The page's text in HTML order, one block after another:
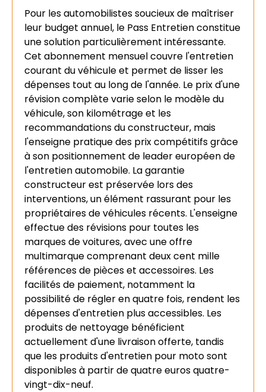
Pour les automobilistes soucieux de maîtriser
leur budget annuel, le Pass Entretien constitue
une solution particulièrement intéressante.
Cet abonnement mensuel couvre l'entretien
courant du véhicule et permet de lisser les
dépenses tout au long de l'année. Le prix d'une
révision complète varie selon le modèle du
véhicule, son kilométrage et les
recommandations du constructeur, mais
l'enseigne pratique des prix compétitifs grâce
à son positionnement de leader européen de
l'entretien automobile. La garantie
constructeur est préservée lors des
interventions, un élément rassurant pour les
propriétaires de véhicules récents. L'enseigne
effectue des révisions pour toutes les
marques de voitures, avec une offre
multimarque comprenant deux cent mille
références de pièces et accessoires. Les
facilités de paiement, notamment la
possibilité de régler en quatre fois, rendent les
dépenses d'entretien plus accessibles. Les
produits de nettoyage bénéficient
actuellement d'une livraison offerte, tandis
que les produits d'entretien pour moto sont
disponibles à partir de quatre euros quatre-
vingt-dix-neuf.